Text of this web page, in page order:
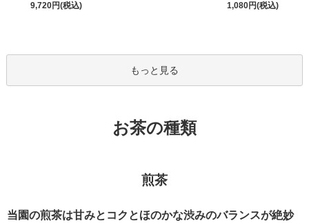
9,720円(税込)
1,080円(税込)
もっと見る
お茶の種類
煎茶
当園の煎茶は甘みとコクとほのかな渋みのバランスが絶妙